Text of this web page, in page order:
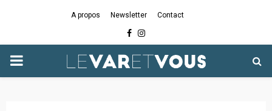
A propos Newsletter Contact
Facebook
Instagram
PRIMARY